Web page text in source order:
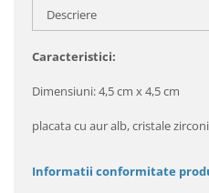
Descriere
Caracteristici:
Dimensiuni: 4,5 cm x 4,5 cm
placata cu aur alb, cristale
Informatii conformitate